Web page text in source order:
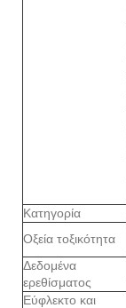
Κατηγορία
Οξεία τοξικότητα
Δεδομένα
ερεθίσματος
Εύφλεκτο και